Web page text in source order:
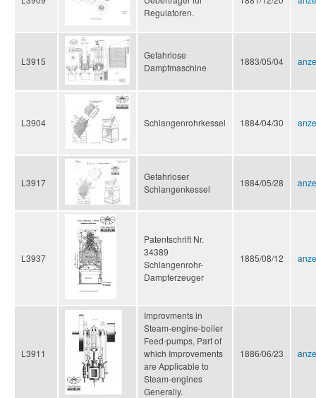
Regulatoren.
L3915
Gefahrlose
Dampfmaschine
1883/05/04
L3904 Schlangenrohrkessel 1884/04/30
L3917
Gefahrloser
Schlangenkessel
1884/05/28
L3937
Patentschrift Nr.
34389
Schlangenrohr-
Dampferzeuger
1885/08/12
L3911
Improvments in
Steam-engine-boiler
Feed-pumps, Part of
which Improvements
are Applicable to
Steam-engines
Generally.
1886/06/23